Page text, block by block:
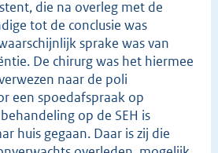
die na overleg met de
tot de conclusie was
sprake was van
De chirurg was het hiermee
naar de poli
een spoedafspraak op
op de SEH is
huis gegaan. Daar is zij die